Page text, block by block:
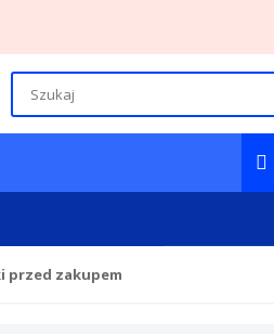
przed zakupem